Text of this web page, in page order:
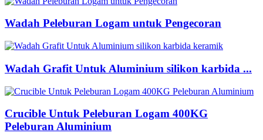
Wadah Peleburan Logam untuk Pengecoran
Wadah Grafit Untuk Aluminium silikon karbida ...
Crucible Untuk Peleburan Logam 400KG
Peleburan Aluminium